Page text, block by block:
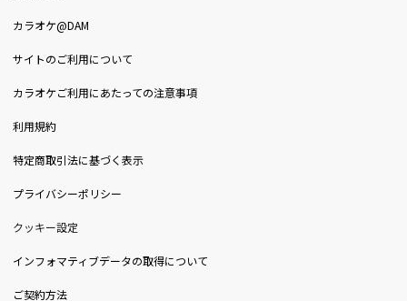
カラオケ@DAM
サイトのご利用について
カラオケご利用にあたっての注意事項
利用規約
特定商取引法に基づく表示
プライバシーポリシー
クッキー設定
インフォマティブデータの取得について
ご契約方法